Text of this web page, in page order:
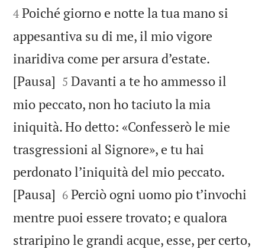
4 Poiché giorno e notte la tua mano si
appesantiva su di me, il mio vigore
inaridiva come per arsura d’estate.
[Pausa] 

5 Davanti a te ho ammesso il
mio peccato, non ho taciuto la mia
iniquità. Ho detto: «Confesserò le mie
trasgressioni al Signore», e tu hai
perdonato l’iniquità del mio peccato.
[Pausa] 

6 Perciò ogni uomo pio t’invochi
mentre puoi essere trovato; e qualora
straripino le grandi acque, esse, per certo,